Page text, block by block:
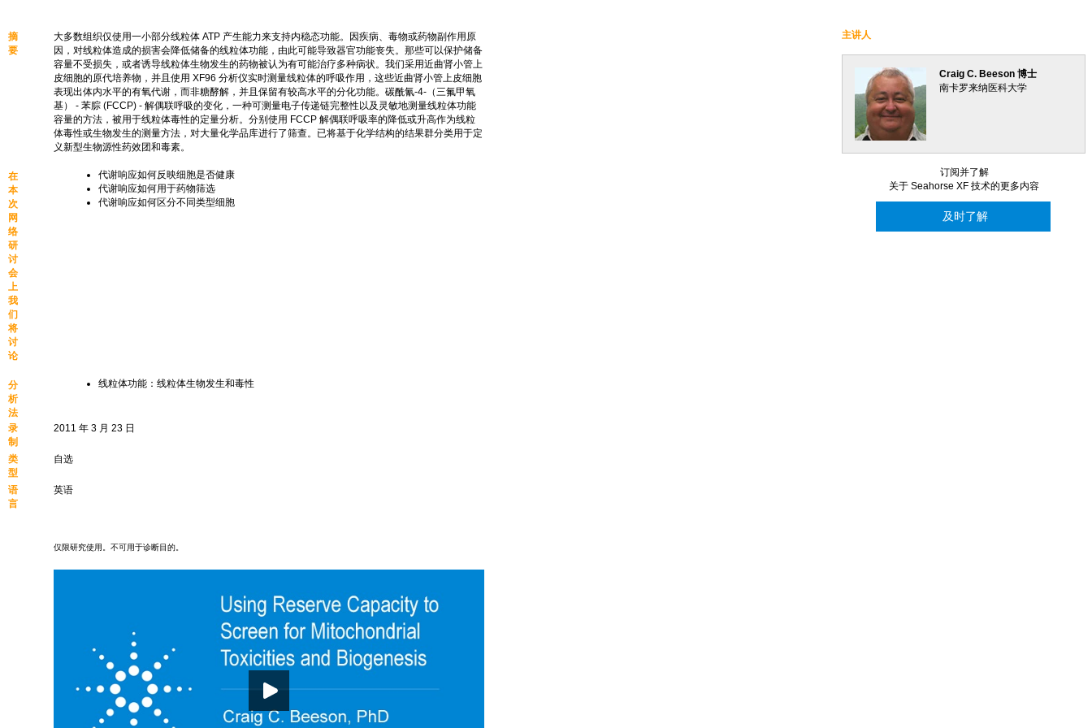
摘
要
大多数组织仅使用一小部分线粒体 ATP 产生能力来支持内稳态功能。因疾病、毒物或药物副作用原
因，对线粒体造成的损害会降低储备的线粒体功能，由此可能导致器官功能丧失。那些可以保护储备
容量不受损失，或者诱导线粒体生物发生的药物被认为有可能治疗多种病状。我们采用近曲肾小管上
皮细胞的原代培养物，并且使用 XF96 分析仪实时测量线粒体的呼吸作用，这些近曲肾小管上皮细胞
表现出体内水平的有氧代谢，而非糖酵解，并且保留有较高水平的分化功能。碳酰氰-4-（三氟甲氧
基） - 苯腙 (FCCP) - 解偶联呼吸的变化，一种可测量电子传递链完整性以及灵敏地测量线粒体功能
容量的方法，被用于线粒体毒性的定量分析。分别使用 FCCP 解偶联呼吸率的降低或升高作为线粒
体毒性或生物发生的测量方法，对大量化学品库进行了筛查。已将基于化学结构的结果群分类用于定
义新型生物源性药效团和毒素。
在
本
次
网
络
研
讨
会
上
我
们
将
讨
论
代谢响应如何反映细胞是否健康
代谢响应如何用于药物筛选
代谢响应如何区分不同类型细胞
分
析
法
线粒体功能：线粒体生物发生和毒性
录
制
2011 年 3 月 23 日
类
型
自选
语
言
英语
仅限研究使用。不可用于诊断目的。
主讲人
Craig C. Beeson 博士
南卡罗来纳医科大学
订阅并了解
关于 Seahorse XF 技术的更多内容
及时了解